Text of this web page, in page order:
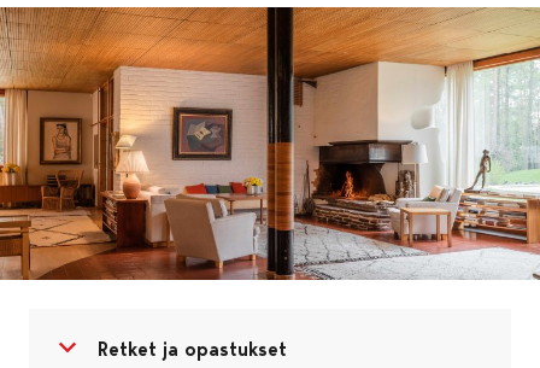
Avaa valikko
Sulje valikko
Retket ja opastukset